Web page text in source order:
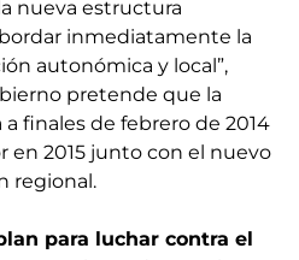
nueva estructura
inmediatamente la
autonómica y local”,
pretende que la
finales de febrero de 2014
en 2015 junto con el nuevo
regional.
para luchar contra el